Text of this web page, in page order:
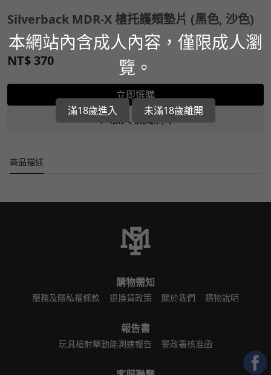
Silverback MDR-X 槍托護頰墊片 (黑色, 沙色)
NT$ 370
立即選購
加入收藏清單
商品描述
購物需知
服務及隱私權條款 退換貨政策 關於我們 購物說明
報告書
玩具槍射擊動能測速報告 警政署核准函
本網站內含成人內容，僅限成人瀏
覽。
滿18歲進入 未滿18歲離開